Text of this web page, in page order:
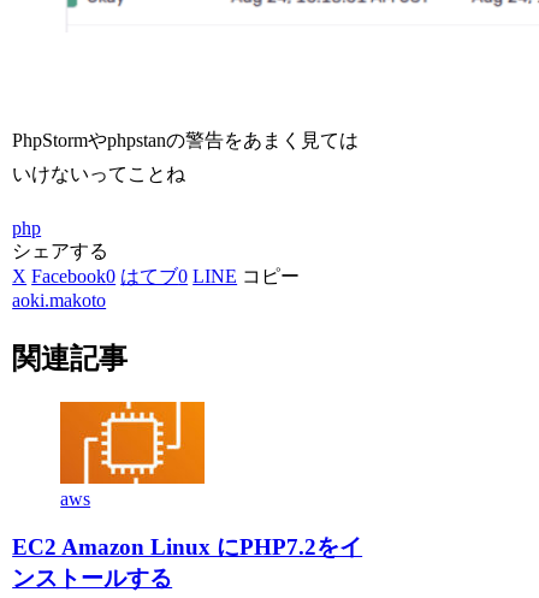
PhpStormやphpstanの警告をあまく見ては
いけないってことね
php
シェアする
X Facebook0 はてブ0 LINE コピー
aoki.makoto
関連記事
aws
EC2 Amazon Linux にPHP7.2をイ
ンストールする